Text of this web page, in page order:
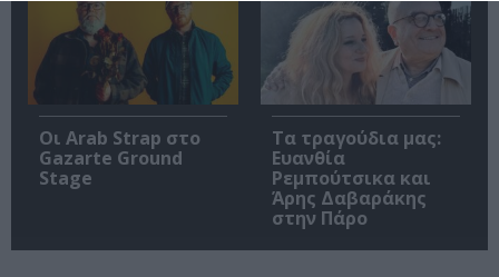
Οι Arab Strap στο
Gazarte Ground
Stage
Τα τραγούδια μας:
Ευανθία
Ρεμπούτσικα και
Άρης Δαβαράκης
στην Πάρο